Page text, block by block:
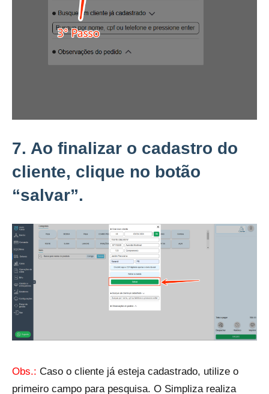
7. Ao finalizar o cadastro do
cliente, clique no botão
“salvar”.
Obs.: Caso o cliente já esteja cadastrado, utilize o
primeiro campo para pesquisa. O Simpliza realiza